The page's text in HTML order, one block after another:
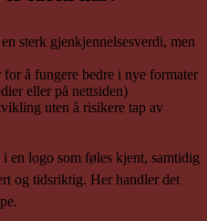
sterk gjenkjennelsesverdi, men
å fungere bedre i nye formater
eller på nettsiden)
uten å risikere tap av
en logo som føles kjent, samtidig
og tidsriktig. Her handler det